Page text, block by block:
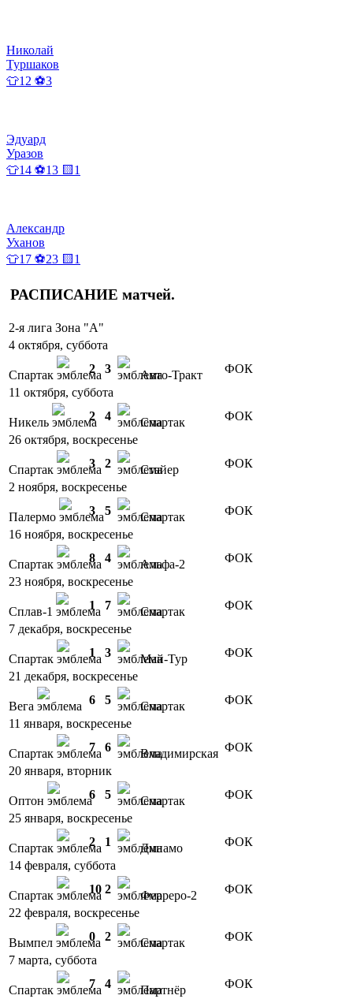
Николай
Туршаков
👕12 ⚽3
Эдуард
Уразов
👕14 ⚽13 🟨1
Александр
Уханов
👕17 ⚽23 🟨1
РАСПИСАНИЕ матчей.
2-я лига Зона "А"
4 октября, суббота
Спартак 2 3 Авто-Тракт
ФОК
11 октября, суббота
Никель 2 4 Спартак
ФОК
26 октября, воскресенье
Спартак 3 2 Стайер
ФОК
2 ноября, воскресенье
Палермо 3 5 Спартак
ФОК
16 ноября, воскресенье
Спартак 8 4 Альфа-2
ФОК
23 ноября, воскресенье
Сплав-1 1 7 Спартак
ФОК
7 декабря, воскресенье
Спартак 1 3 Май-Тур
ФОК
21 декабря, воскресенье
Вега 6 5 Спартак
ФОК
11 января, воскресенье
Спартак 7 6 Владимирская ФОК
20 января, вторник
Оптон 6 5 Спартак
ФОК
25 января, воскресенье
Спартак 2 1 Динамо
ФОК
14 февраля, суббота
Спартак 10 2 Ферреро-2
ФОК
22 февраля, воскресенье
Вымпел 0 2 Спартак
ФОК
7 марта, суббота
Спартак 7 4 Партнёр ФОК